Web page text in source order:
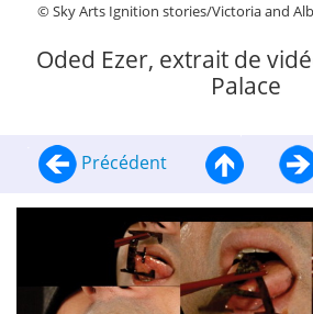
© Sky Arts Ignition stories/Victoria and
Oded Ezer, extrait de
Palace
Précédent